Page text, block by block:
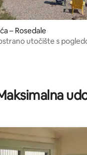
4,97/5, recenzija: 291
– Rosedale
utočište s